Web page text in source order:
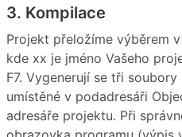
3. Kompilace
Projekt přeložíme výběrem
kde xx je jméno Vašeho
F7. Vygenerují se tři
umístěné v podadresáři
adresáře projektu. Při